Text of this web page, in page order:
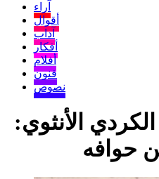
آراء
أقوال
آداب
أفكار
أفلام
فنون
نصوص
الأنثوي:
حوافه